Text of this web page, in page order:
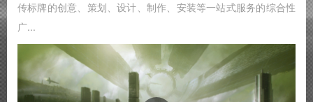
传标牌的创意、策划、设计、制作、安装等一站式服务的综合性
广...